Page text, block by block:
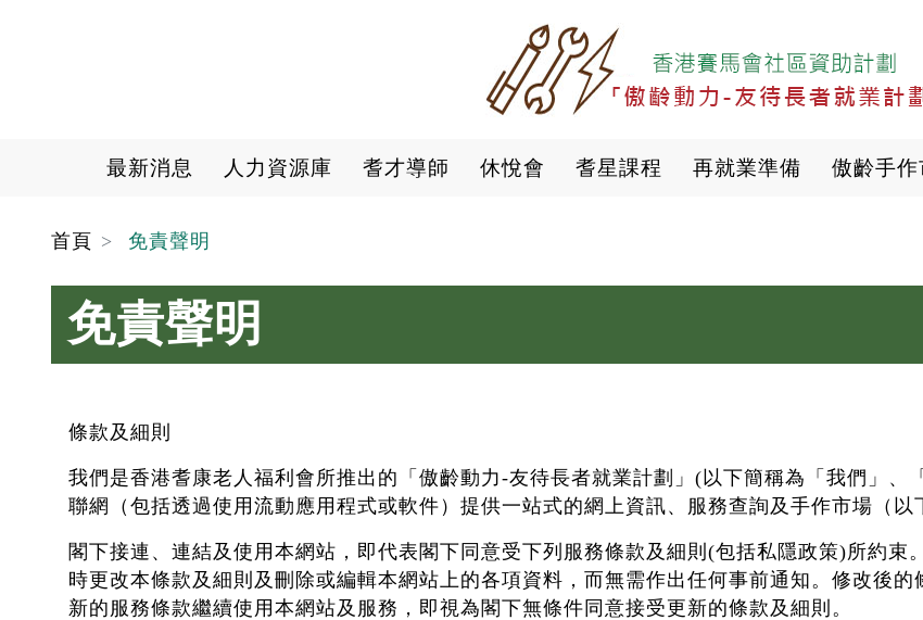
主
內
Main navigation
最新消息 人力資源庫 耆才導師 休悅會 耆星課程 再就業準備 傲齡手作
首頁 免責聲明
免責聲明
條款及細則
我們是香港耆康老人福利會所推出的「傲齡動力-友待長者就業計劃」(以下簡稱為「我們」、
聯網（包括透過使用流動應用程式或軟件）提供一站式的網上資訊、服務查詢及手作市場（以
閣下接連、連結及使用本網站，即代表閣下同意受下列服務條款及細則(包括私隱政策)所約束
時更改本條款及細則及刪除或編輯本網站上的各項資料，而無需作出任何事前通知。修改後
新的服務條款繼續使用本網站及服務，即視為閣下無條件同意接受更新的條款及細則。